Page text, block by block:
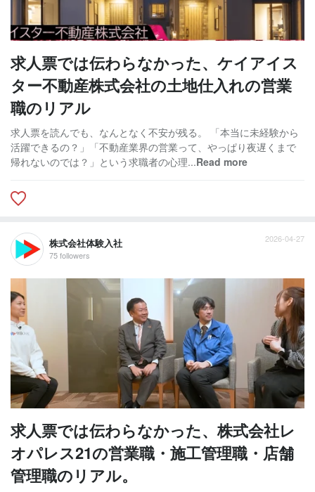
求人票では伝わらなかった、ケイアイス
ター不動産株式会社の土地仕入れの営業
職のリアル
求人票を読んでも、なんとなく不安が残る。 「本当に未経験から
活躍できるの？」「不動産業界の営業って、やっぱり夜遅くまで
帰れないのでは？」という求職者の心理...Read more
株式会社体験入社
75 followers
2026-04-27
求人票では伝わらなかった、株式会社レ
オパレス21の営業職・施工管理職・店舗
管理職のリアル。